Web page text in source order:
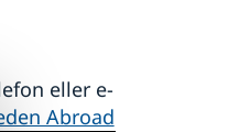
eller e-
Abroad